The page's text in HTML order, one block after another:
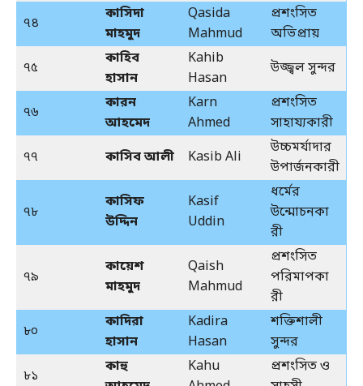
৭৪
কাসিদা
মাহমুদ
Qasida
Mahmud
প্রশংসিত
অভিপ্রায়
৭৫
কাহিব
হাসান
Kahib
Hasan
উজ্জ্বল সুন্দর
৭৬
কারন
আহমেদ
Karn
Ahmed
প্রশংসিত
সাহায্যকারী
৭৭
কাসিব আলী Kasib Ali
উচ্চমর্যাদার
উপার্জনকারী
৭৮
কাসিফ
উদ্দিন
Kasif
Uddin
ধর্মের
উন্মোচনকা
রী
৭৯
কায়েশ
মাহমুদ
Qaish
Mahmud
প্রশংসিত
পরিমাপকা
রী
৮০
কাদিরা
হাসান
Kadira
Hasan
শক্তিশালী
সুন্দর
৮১
কাহু
Kahu
প্রশংসিত ও